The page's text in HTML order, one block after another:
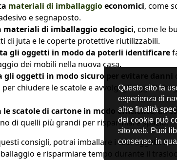
materiali di imballaggioeconomici, come
e segnaposto.
materiali di imballaggio ecologici, come le
di juta e le coperte protettive riutilizzabili.
gli oggetti in modo da poterli identificare
dei mobili nella nuova casa.
gli oggetti in modo sicuro per evitare danni
per chiudere le scatole e avvolgi gli oggetti
le scatole di cartone in modo efficiente, ad
di quelli più grandi per risparmiare spazio.
consigli, potrai imballare i tuoi oggetti in
e risparmiare tempo durante il